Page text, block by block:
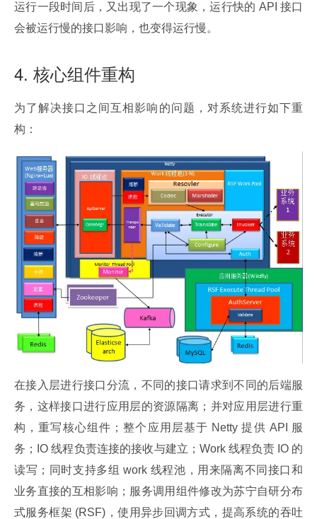
运行一段时间后，又出现了一个现象，运行快的 API 接口
会被运行慢的接口影响，也变得运行慢。
4. 核心组件重构
为了解决接口之间互相影响的问题，对系统进行如下重
构：
在接入层进行接口分流，不同的接口请求到不同的后端服
务，这样接口进行应用层的资源隔离；并对应用层进行重
构，重写核心组件；整个应用层基于 Netty 提供 API 服
务；IO 线程负责连接的接收与建立；Work 线程负责 IO 的
读写；同时支持多组 work 线程池，用来隔离不同接口和
业务直接的互相影响；服务调用组件修改为苏宁自研分布
式服务框架 (RSF)，使用异步回调方式，提高系统的吞吐